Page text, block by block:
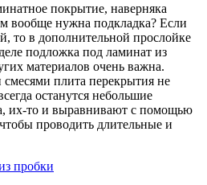
покрытие, наверняка
вообще нужна подкладка? Если
то в дополнительной прослойке
подложка под ламинат из
материалов очень важна.
плита перекрытия не
останутся небольшие
их-то и выравнивают с помощью
проводить длительные и